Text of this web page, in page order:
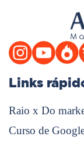
Links
Raio x Do
Curso de